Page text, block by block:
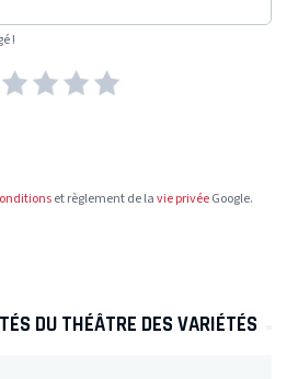
!
et règlement de lavie privéeGoogle.
DU THÉÂTRE DES VARIÉTÉS